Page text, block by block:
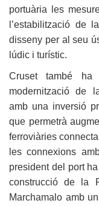
portuària les
l’estabilització
disseny per al seu
lúdic i turístic.
Cruset també
modernització de
amb una inversió
que permetrà
ferroviàries
les connexions
president del port
construcció de la
Marchamalo amb